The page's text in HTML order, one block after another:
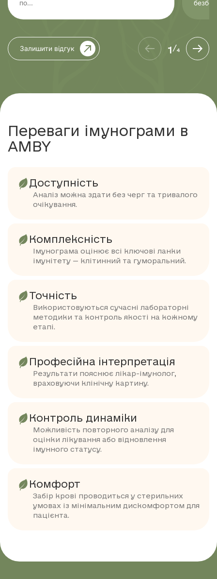
по...
Залишити відгук 1/4
Переваги імунограми в
AMBY
Доступність
Аналіз можна здати без черг та тривалого
очікування.
Комплексність
Імунограма оцінює всі ключові ланки
імунітету — клітинний та гуморальний.
Точність
Використовуються сучасні лабораторні
методики та контроль якості на кожному
етапі.
Професійна інтерпретація
Результати пояснює лікар-імунолог,
враховуючи клінічну картину.
Контроль динаміки
Можливість повторного аналізу для
оцінки лікування або відновлення
імунного статусу.
Комфорт
Забір крові проводиться у стерильних
умовах із мінімальним дискомфортом для
пацієнта.